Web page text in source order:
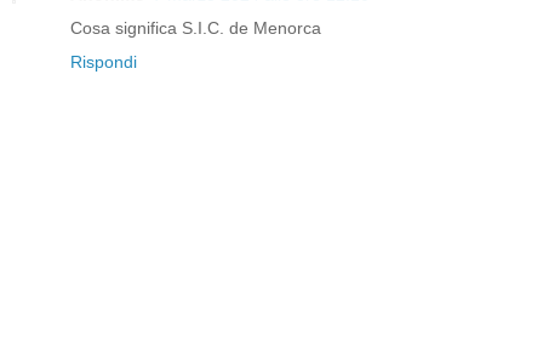
Cosa significa S.I.C. de Menorca
Rispondi